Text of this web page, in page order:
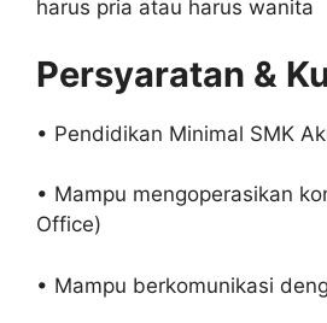
harus pria atau harus wanita
Persyaratan &
• Pendidikan Minimal SMK
• Mampu mengoperasikan
Office)
• Mampu berkomunikasi